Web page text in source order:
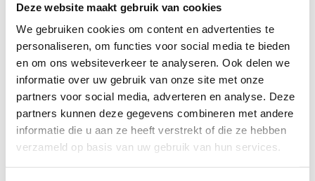
Deze website maakt gebruik van cookies
We gebruiken cookies om content en advertenties te
personaliseren, om functies voor social media te bieden
en om ons websiteverkeer te analyseren. Ook delen we
informatie over uw gebruik van onze site met onze
partners voor social media, adverteren en analyse. Deze
partners kunnen deze gegevens combineren met andere
informatie die u aan ze heeft verstrekt of die ze hebben
verzameld op basis van uw gebruik van hun services.
*Krukbediende 3-puntsluiting (achterdeur)
Te gebruiken voor buitendeuren met aan beide zijden een
deurkruk. Dit type krukbediend
is ideaal voor achter- of
balkondeuren. De infrezing wordt netjes afgewerkt met grondverf
en de driepuntsluiting wordt direct gemonteerd. (exclusief
deurkruk)
Montage en Afwerking
Voordeuren worden gemonteerd met minimaal drie
hoogwaardigekogellagerscharnieren. Dit zorgt voor een soepele
beweging en voorkomt kromtrekken. Heb je een deur van 231,5